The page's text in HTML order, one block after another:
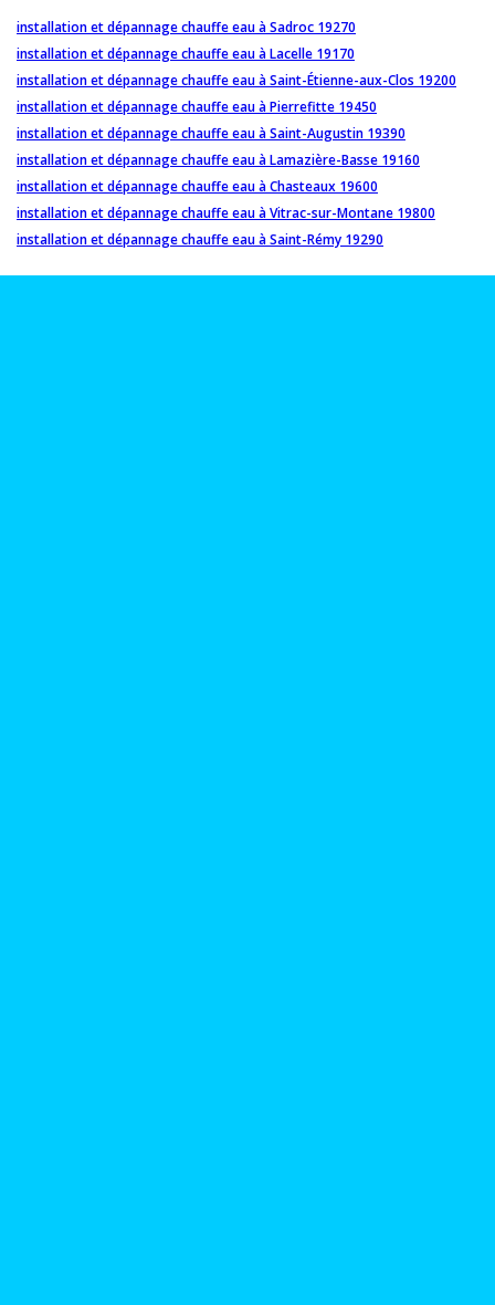
installation et dépannage chauffe eau à Sadroc 19270
installation et dépannage chauffe eau à Lacelle 19170
installation et dépannage chauffe eau à Saint-Étienne-aux-Clos 19200
installation et dépannage chauffe eau à Pierrefitte 19450
installation et dépannage chauffe eau à Saint-Augustin 19390
installation et dépannage chauffe eau à Lamazière-Basse 19160
installation et dépannage chauffe eau à Chasteaux 19600
installation et dépannage chauffe eau à Vitrac-sur-Montane 19800
installation et dépannage chauffe eau à Saint-Rémy 19290